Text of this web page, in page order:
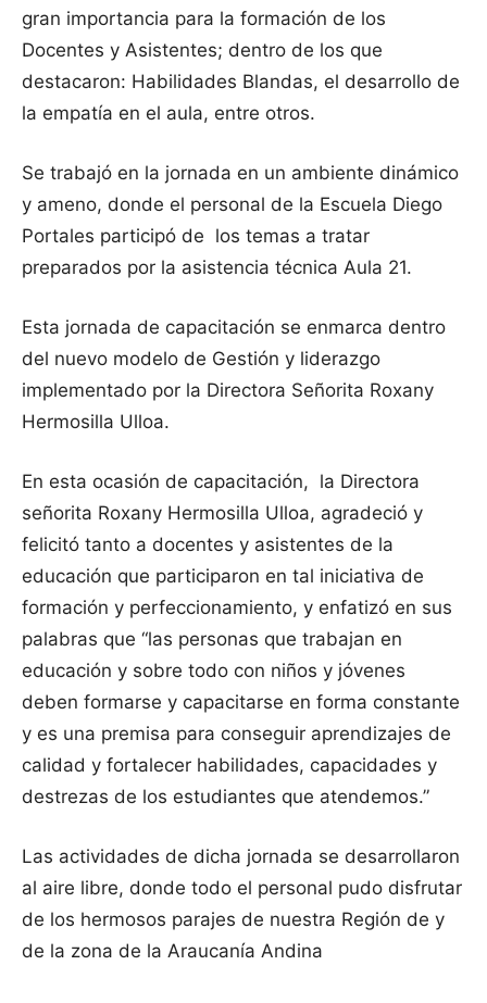
gran importancia para la formación de los
Docentes y Asistentes; dentro de los que
destacaron: Habilidades Blandas, el desarrollo de
la empatía en el aula, entre otros.
Se trabajó en la jornada en un ambiente dinámico
y ameno, donde el personal de la Escuela Diego
Portales participó de los temas a tratar
preparados por la asistencia técnica Aula 21.
Esta jornada de capacitación se enmarca dentro
del nuevo modelo de Gestión y liderazgo
implementado por la Directora Señorita Roxany
Hermosilla Ulloa.
En esta ocasión de capacitación, la Directora
señorita Roxany Hermosilla Ulloa, agradeció y
felicitó tanto a docentes y asistentes de la
educación que participaron en tal iniciativa de
formación y perfeccionamiento, y enfatizó en sus
palabras que “las personas que trabajan en
educación y sobre todo con niños y jóvenes
deben formarse y capacitarse en forma constante
y es una premisa para conseguir aprendizajes de
calidad y fortalecer habilidades, capacidades y
destrezas de los estudiantes que atendemos.”
Las actividades de dicha jornada se desarrollaron
al aire libre, donde todo el personal pudo disfrutar
de los hermosos parajes de nuestra Región de y
de la zona de la Araucanía Andina